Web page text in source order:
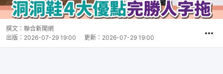
撰文： 聯合新聞網
出版： 2026-07-29 19:00 更新： 2026-07-29 19:00